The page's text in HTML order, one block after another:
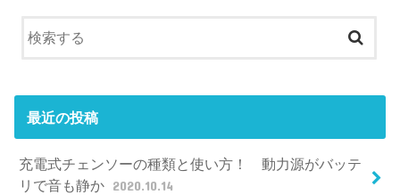
最近の投稿
充電式チェンソーの種類と使い方！ 動力源がバッテ
リで音も静か 2020.10.14